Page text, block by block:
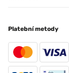
Platební metody